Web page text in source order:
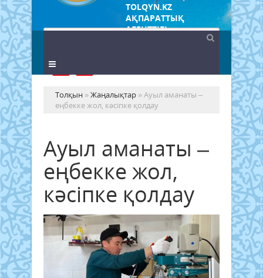
TOLQYN.KZ
АҚПАРАТТЫҚ
АГЕНТТІГІ
Толқын »Жаңалықтар » Ауыл аманаты –
еңбекке жол, кәсіпке қолдау
Ауыл аманаты –
еңбекке жол,
кәсіпке қолдау